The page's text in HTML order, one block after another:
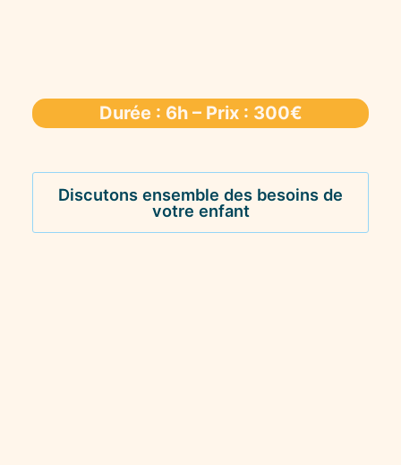
Durée : 6h – Prix : 300€
Discutons ensemble des besoins de
votre enfant